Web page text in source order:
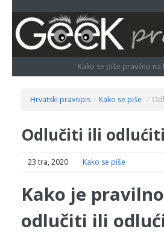
Kako se piše pravilno na
Hrvatski pravopis / Kako se piše /
Odlučiti ili
23 tra, 2020 Kako se piše
Kako je
odlučiti ili